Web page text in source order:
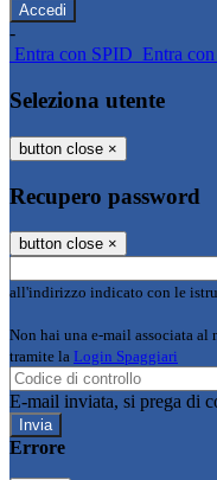
-
Entra con SPID Entra
Seleziona utente
button close ×
Recupero password
button close ×
all'indirizzo indicato con le
Non hai una e-mail associata al
tramite la Login Spaggiari
E-mail inviata, si prega di
Errore